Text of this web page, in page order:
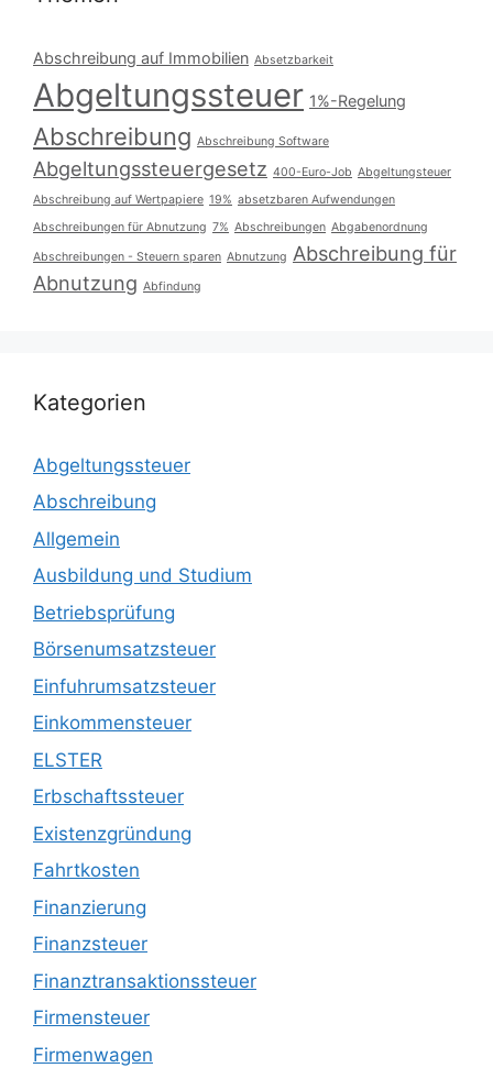
Abschreibung auf Immobilien Absetzbarkeit
Abgeltungssteuer 1%-Regelung
Abschreibung Abschreibung Software
Abgeltungssteuergesetz 400-Euro-Job Abgeltungsteuer
Abschreibung auf Wertpapiere 19% absetzbaren Aufwendungen
Abschreibungen für Abnutzung 7% Abschreibungen Abgabenordnung
Abschreibungen - Steuern sparen Abnutzung Abschreibung für
Abnutzung Abfindung
Kategorien
Abgeltungssteuer
Abschreibung
Allgemein
Ausbildung und Studium
Betriebsprüfung
Börsenumsatzsteuer
Einfuhrumsatzsteuer
Einkommensteuer
ELSTER
Erbschaftssteuer
Existenzgründung
Fahrtkosten
Finanzierung
Finanzsteuer
Finanztransaktionssteuer
Firmensteuer
Firmenwagen